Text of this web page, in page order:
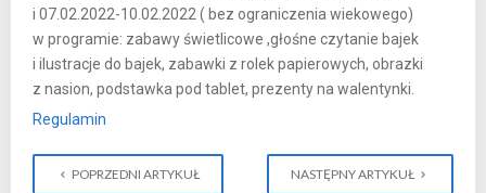
i 07.02.2022-10.02.2022 ( bez ograniczenia wiekowego)
w programie: zabawy świetlicowe ,głośne czytanie bajek
i ilustracje do bajek, zabawki z rolek papierowych, obrazki
z nasion, podstawka pod tablet, prezenty na walentynki.
Regulamin
POPRZEDNI ARTYKUŁ NASTĘPNY ARTYKUŁ